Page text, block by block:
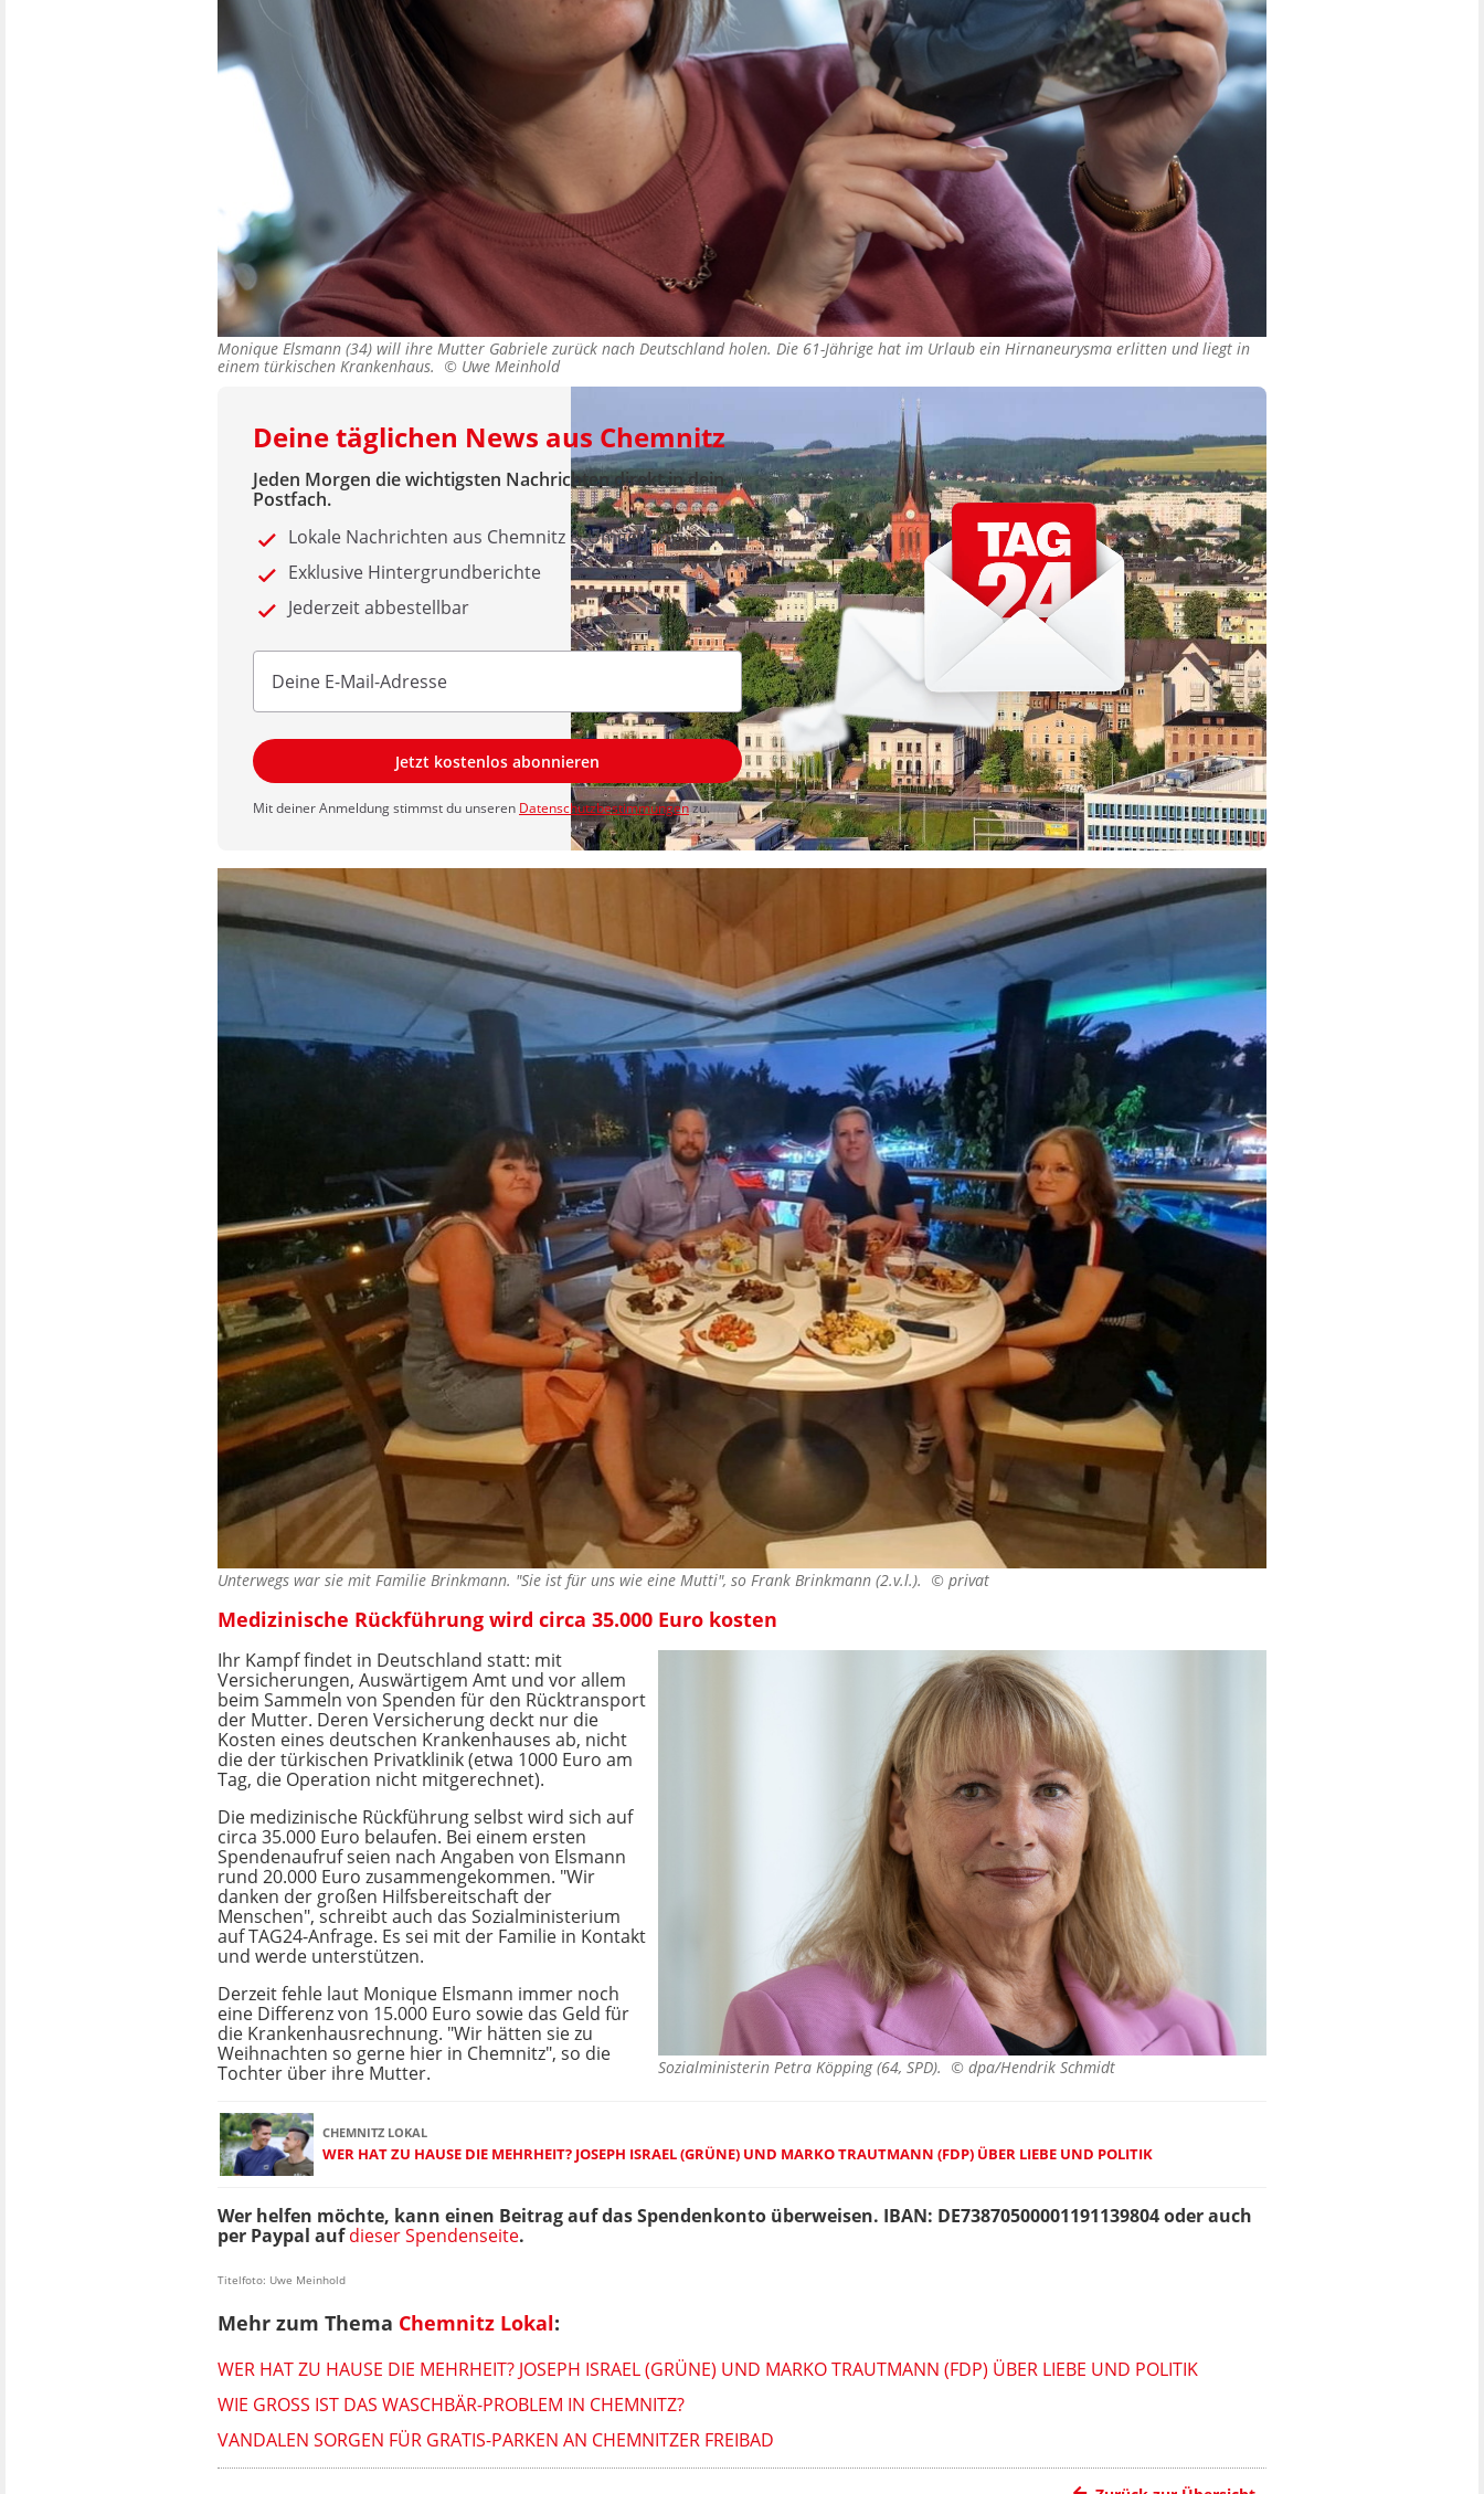
Monique Elsmann (34) will ihre Mutter Gabriele zurück nach Deutschland holen. Die 61-Jährige hat im Urlaub ein Hirnaneurysma erlitten und liegt in
einem türkischen Krankenhaus. © Uwe Meinhold
Deine täglichen News aus Chemnitz
Jeden Morgen die wichtigsten Nachrichten direkt in dein
Postfach.
Lokale Nachrichten aus Chemnitz & Umgebung
Exklusive Hintergrundberichte
Jederzeit abbestellbar
Jetzt kostenlos abonnieren
Mit deiner Anmeldung stimmst du unseren Datenschutzbestimmungenzu.
Unterwegs war sie mit Familie Brinkmann. "Sie ist für uns wie eine Mutti", so Frank Brinkmann (2.v.l.). © privat
Medizinische Rückführung wird circa 35.000 Euro kosten
Sozialministerin Petra Köpping (64, SPD). © dpa/Hendrik Schmidt
Ihr Kampf findet in Deutschland statt: mit
Versicherungen, Auswärtigem Amt und vor allem
beim Sammeln von Spenden für den Rücktransport
der Mutter. Deren Versicherung deckt nur die
Kosten eines deutschen Krankenhauses ab, nicht
die der türkischen Privatklinik (etwa 1000 Euro am
Tag, die Operation nicht mitgerechnet).
Die medizinische Rückführung selbst wird sich auf
circa 35.000 Euro belaufen. Bei einem ersten
Spendenaufruf seien nach Angaben von Elsmann
rund 20.000 Euro zusammengekommen. "Wir
danken der großen Hilfsbereitschaft der
Menschen", schreibt auch das Sozialministerium
auf TAG24-Anfrage. Es sei mit der Familie in Kontakt
und werde unterstützen.
Derzeit fehle laut Monique Elsmann immer noch
eine Differenz von 15.000 Euro sowie das Geld für
die Krankenhausrechnung. "Wir hätten sie zu
Weihnachten so gerne hier in Chemnitz", so die
Tochter über ihre Mutter.
CHEMNITZ LOKAL
WER HAT ZU HAUSE DIE MEHRHEIT? JOSEPH ISRAEL (GRÜNE) UND MARKO TRAUTMANN (FDP) ÜBER LIEBE UND POLITIK
Wer helfen möchte, kann einen Beitrag auf das Spendenkonto überweisen. IBAN: DE73870500001191139804 oder auch
per Paypal aufdieser Spendenseite.
Titelfoto: Uwe Meinhold
Mehr zum Thema Chemnitz Lokal:
WER HAT ZU HAUSE DIE MEHRHEIT? JOSEPH ISRAEL (GRÜNE) UND MARKO TRAUTMANN (FDP) ÜBER LIEBE UND POLITIK
WIE GROSS IST DAS WASCHBÄR-PROBLEM IN CHEMNITZ?
VANDALEN SORGEN FÜR GRATIS-PARKEN AN CHEMNITZER FREIBAD